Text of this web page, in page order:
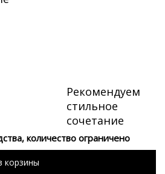
Рекомендуем
стильное
сочетание
количество ограничено
корзины